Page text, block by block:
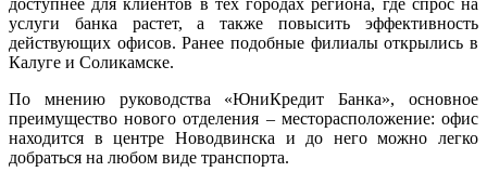
услуги банка растет, а также повысить эффективность
действующих офисов. Ранее подобные филиалы открылись в
Калуге и Соликамске.
По мнению руководства «ЮниКредит Банка», основное
преимущество нового отделения – месторасположение: офис
находится в центре Новодвинска и до него можно легко
добраться на любом виде транспорта.